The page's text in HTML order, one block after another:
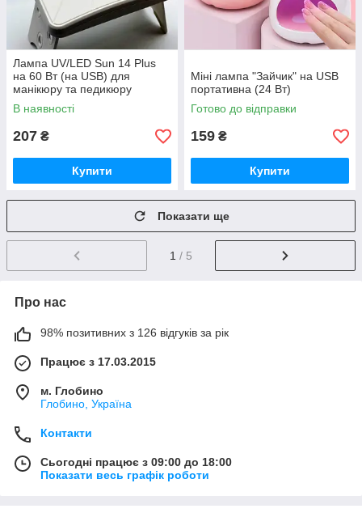
Лампа UV/LED Sun 14 Plus
на 60 Вт (на USB) для
манікюру та педикюру
В наявності
207 ₴
Купити
Міні лампа "Зайчик" на USB
портативна (24 Вт)
Готово до відправки
159 ₴
Купити
Показати ще
1 / 5
Про нас
98% позитивних з 126 відгуків за рік
Працює з 17.03.2015
м. Глобино
Глобино, Україна
Контакти
Сьогодні працює з 09:00 до 18:00
Показати весь графік роботи